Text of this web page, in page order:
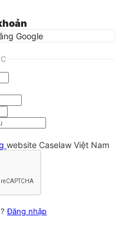
Google
website Caselaw Việt Nam
Đăng nhập